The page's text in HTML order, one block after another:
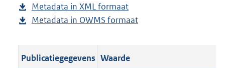
p
u
l
g
r
o
Metadata in XML formaat
e
a
Metadata in OWMS formaat
Publicatiegegevens Waarde